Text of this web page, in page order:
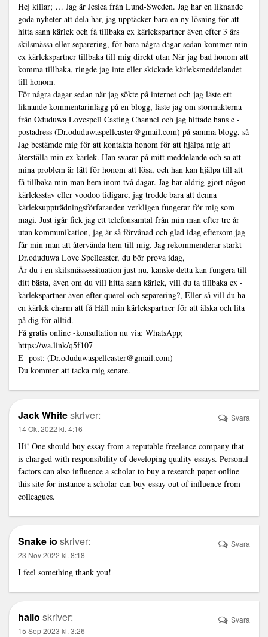
Hej killar; … Jag är Jesica från Lund-Sweden. Jag har en liknande
goda nyheter att dela här, jag upptäcker bara en ny lösning för att
hitta sann kärlek och få tillbaka ex kärlekspartner även efter 3 års
skilsmässa eller separering, för bara några dagar sedan kommer min
ex kärlekspartner tillbaka till mig direkt utan När jag bad honom att
komma tillbaka, ringde jag inte eller skickade kärleksmeddelandet
till honom.
För några dagar sedan när jag sökte på internet och jag läste ett
liknande kommentarinlägg på en blogg, läste jag om stormakterna
från Oduduwa Lovespell Casting Channel och jag hittade hans e -
postadress (Dr.oduduwaspellcaster@gmail.com) på samma blogg, så
Jag bestämde mig för att kontakta honom för att hjälpa mig att
återställa min ex kärlek. Han svarar på mitt meddelande och sa att
mina problem är lätt för honom att lösa, och han kan hjälpa till att
få tillbaka min man hem inom två dagar. Jag har aldrig gjort någon
kärleksstav eller voodoo tidigare, jag trodde bara att denna
kärleksuppträdningsförfaranden verkligen fungerar för mig som
magi. Just igår fick jag ett telefonsamtal från min man efter tre år
utan kommunikation, jag är så förvånad och glad idag eftersom jag
får min man att återvända hem till mig. Jag rekommenderar starkt
Dr.oduduwa Love Spellcaster, du bör prova idag,
Är du i en skilsmässessituation just nu, kanske detta kan fungera till
ditt bästa, även om du vill hitta sann kärlek, vill du ta tillbaka ex -
kärlekspartner även efter querel och separering?, Eller så vill du ha
en kärlek charm att få Håll min kärlekspartner för att älska och lita
på dig för alltid.
Få gratis online -konsultation nu via: WhatsApp;
https://wa.link/q5f107
E -post: (Dr.oduduwaspellcaster@gmail.com)
Du kommer att tacka mig senare.
Jack Whiteskriver:
14 Okt 2022 kl. 4:16
Hi! One should buy essay from a reputable freelance company that
is charged with responsibility of developing quality essays. Personal
factors can also influence a scholar to buy a research paper online
this site for instance a scholar can buy essay out of influence from
colleagues.
Svara
Snake io skriver:
23 Nov 2022 kl. 8:18
I feel something thank you!
Svara
hallo skriver:
15 Sep 2023 kl. 3:26
Svara